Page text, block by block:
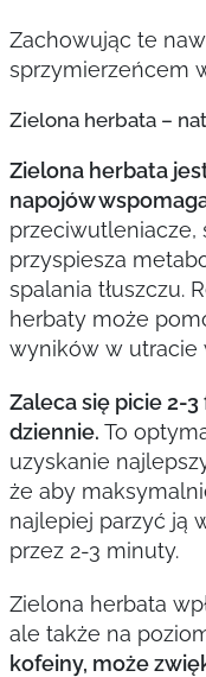
Zachowując te
sprzymierzeńcem
Zielona herbata –
Zielona herbata
napojów
przeciwutleniacze,
przyspiesza
spalania tłuszczu.
herbaty może
wyników w utracie
Zaleca się picie 2-
dziennie. To
uzyskanie
że aby
najlepiej parzyć ją
przez 2-3 minuty.
Zielona herbata
ale także na
kofeiny, może